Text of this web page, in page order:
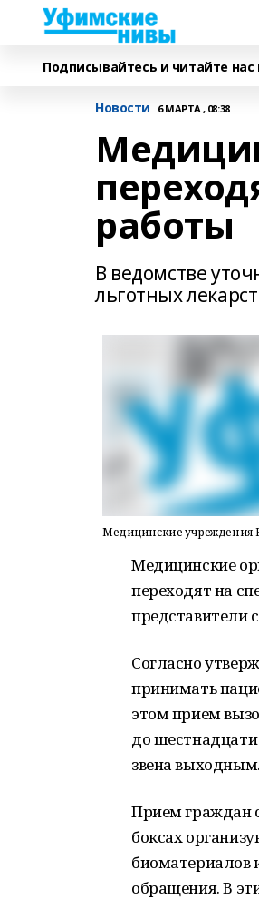
Подписывайтесь и читайте нас
Новости 6 МАРТА , 08:38
работы
В ведомстве
льготных
Медицинские учреждения
Медицинские
переходят на
представители
Согласно
принимать
этом прием
до
звена выходным.
Прием граждан
боксах
биоматериалов
обращения. В